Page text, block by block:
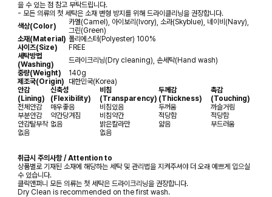
을 수 있는 점 참고 부탁드립니다.
- 모든 의류의 첫 세탁은 소재 변형 방지를 위해 드라이클리닝을 권장합니다.
색상(Color)
카멜(Camel), 아이보리(Ivory), 소라(Skyblue), 네이비(Navy),
그린(Green)
소재(Material) 폴리에스터(Polyester) 100%
사이즈(Size)
FREE
세탁방법
(Washing)
드라이크리닝(Dry cleaning), 손세탁(Hand wash)
중량(Weight)
140g
제조국(Origin)
대한민국(Korea)
안감
(Lining)
신축성
(Flexibility)
비침
(Transparency)
두께감
(Thickness)
촉감
(Touching)
전체안감
매우좋음 비침있음 두꺼움
까슬거림
부분안감
약간당겨짐 비침약간 적당함
적당함
안감탈부착 없음 밝은칼라만 얇음
부드러움
없음
없음
취급시 주의사항 / Attention to
상품별로 기재된 소재에 해당하는 세탁 및 관리법을 지켜주셔야 더 오래 예쁘게 입으실
수 있습니다.
클릭앤퍼니 모든 의류는 첫 세탁은 드라이크리닝을 권장합니다.
Dry Clean is recommended on the first wash.